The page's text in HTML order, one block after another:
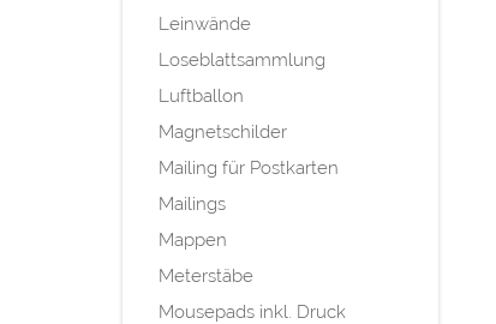
Leinwände
Loseblattsammlung
Luftballon
Magnetschilder
Mailing für Postkarten
Mailings
Mappen
Meterstäbe
Mousepads inkl. Druck